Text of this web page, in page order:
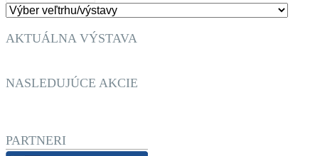
AKTUÁLNA VÝSTAVA
NASLEDUJÚCE AKCIE
PARTNERI